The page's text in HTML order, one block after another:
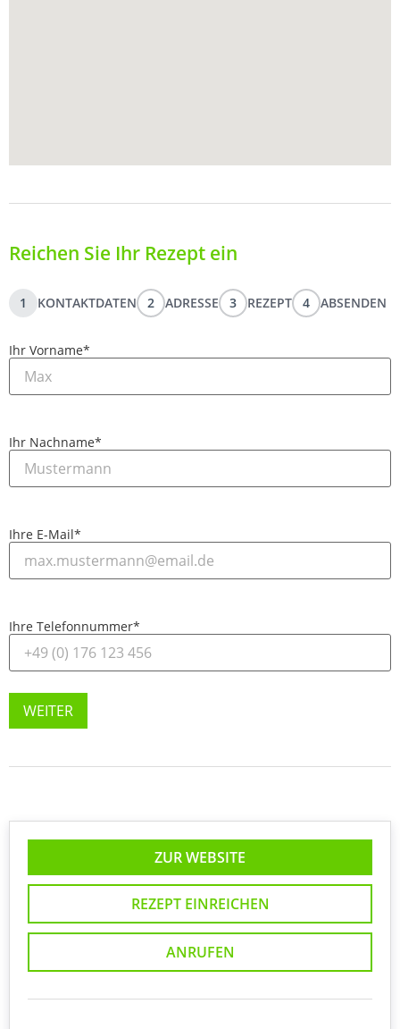
Reichen Sie Ihr Rezept ein
1 KONTAKTDATEN 2 ADRESSE 3 REZEPT 4 ABSENDEN
Ihr Vorname*
Ihr Nachname*
Ihre E-Mail*
Ihre Telefonnummer*
WEITER
ZUR WEBSITE
REZEPT EINREICHEN
ANRUFEN